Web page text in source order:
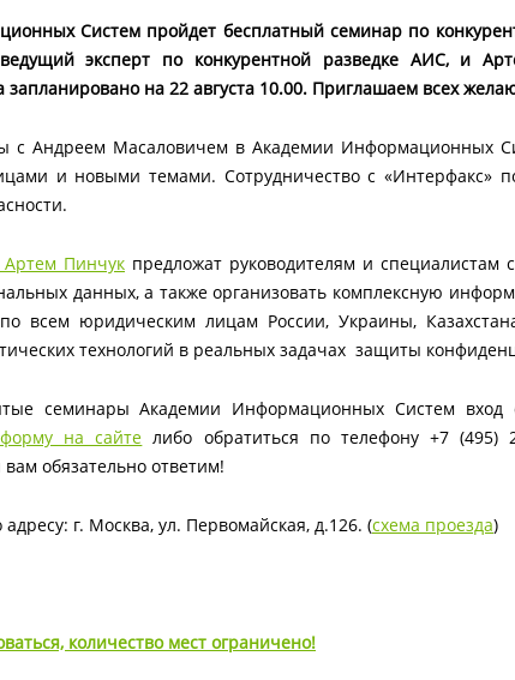
Систем пройдет бесплатный семинар по
эксперт по конкурентной разведке АИС, и
на 22 августа 10.00. Приглашаем всех
с Андреем Масаловичем в Академии Информационных
и новыми темами. Сотрудничество с «Интерфакс»
Пинчук предложат руководителям и
данных, а также организовать комплексную
по всем юридическим лицам России, Украины,
технологий в реальных задачах защиты
семинары Академии Информационных Систем
на сайте либо обратиться по телефону +7
обязательно ответим!
г. Москва, ул. Первомайская, д.126. (схема проезда)
количество мест ограничено!